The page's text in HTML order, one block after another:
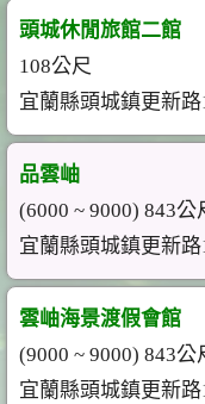
頭城休閒旅館二館
108公尺
宜蘭縣頭城鎮更新
品雲岫
(6000 ~ 9000) 843公
宜蘭縣頭城鎮更新
雲岫海景渡假會館
(9000 ~ 9000) 843公
宜蘭縣頭城鎮更新